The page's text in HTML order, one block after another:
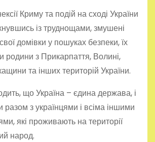
Криму та подій на сході України
із труднощами, змушені
домівки у пошуках безпеки, їх
родини з Прикарпаття, Волині,
та інших територій України.
що Україна – єдина держава, і
разом з українцями і всіма іншими
які проживають на території
народ.